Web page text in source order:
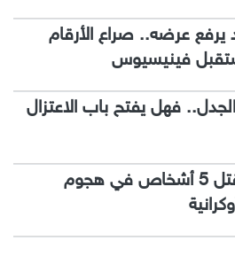
يرفع عرضه.. صراع الأرقام
فينيسيوس
الجدل.. فهل يفتح باب الاعتزال
روسيا: مقتل 5 أشخاص في هجوم